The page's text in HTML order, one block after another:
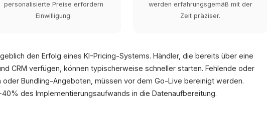
personalisierte Preise erfordern
Einwilligung.
werden erfahrungsgemäß mit der
Zeit präziser.
den Erfolg eines KI-Pricing-Systems. Händler, die bereits über eine
CRM verfügen, können typischerweise schneller starten. Fehlende oder
Bundling-Angeboten, müssen vor dem Go-Live bereinigt werden.
des Implementierungsaufwands in die Datenaufbereitung.